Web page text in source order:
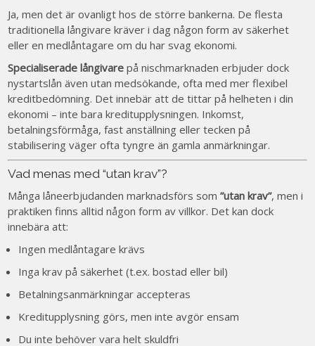
Ja, men det är ovanligt hos de större bankerna. De flesta
traditionella långivare kräver i dag någon form av säkerhet
eller en medlåntagare om du har svag ekonomi.
Specialiserade långivare på nischmarknaden erbjuder dock
nystartslån även utan medsökande, ofta med mer flexibel
kreditbedömning. Det innebär att de tittar på helheten i din
ekonomi – inte bara kreditupplysningen. Inkomst,
betalningsförmåga, fast anställning eller tecken på
stabilisering väger ofta tyngre än gamla anmärkningar.
Vad menas med “utan krav”?
Många låneerbjudanden marknadsförs som”utan krav”, men i
praktiken finns alltid någon form av villkor. Det kan dock
innebära att:
Ingen medlåntagare krävs
Inga krav på säkerhet (t.ex. bostad eller bil)
Betalningsanmärkningar accepteras
Kreditupplysning görs, men inte avgör ensam
Du inte behöver vara helt skuldfri